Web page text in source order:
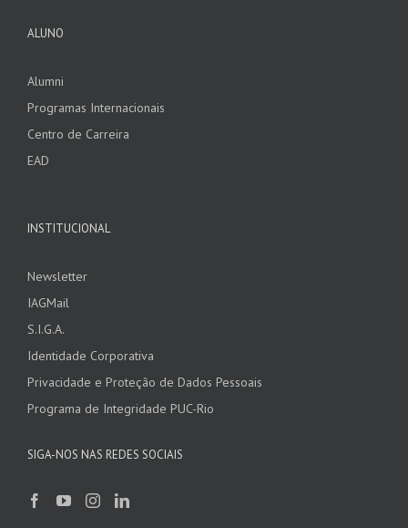
ALUNO
Alumni
Programas Internacionais
Centro de Carreira
EAD
INSTITUCIONAL
Newsletter
IAGMail
S.I.G.A.
Identidade Corporativa
Privacidade e Proteção de Dados Pessoais
Programa de Integridade PUC-Rio
SIGA-NOS NAS REDES SOCIAIS